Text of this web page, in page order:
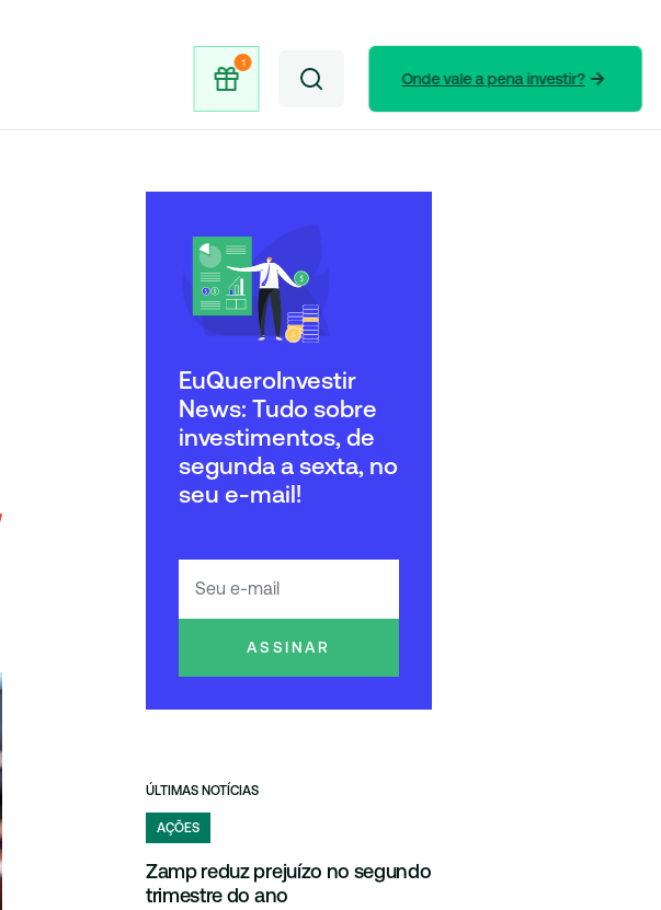
Onde vale a pena investir?
EuQueroInvestir
News: Tudo sobre
investimentos, de
segunda a sexta, no
seu e-mail!
ASSINAR
ÚLTIMAS NOTÍCIAS
AÇÕES
Zamp reduz prejuízo no segundo
trimestre do ano